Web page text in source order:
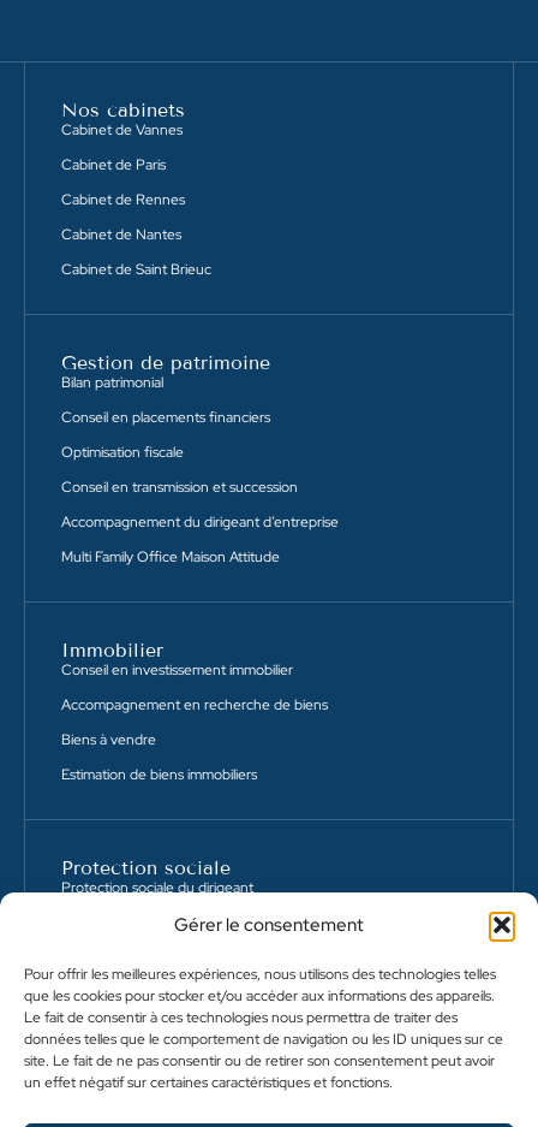
Gérer le consentement
Pour offrir les meilleures expériences, nous utilisons des technologies telles
que les cookies pour stocker et/ou accéder aux informations des appareils.
Le fait de consentir à ces technologies nous permettra de traiter des
données telles que le comportement de navigation ou les ID uniques sur ce
site. Le fait de ne pas consentir ou de retirer son consentement peut avoir
un effet négatif sur certaines caractéristiques et fonctions.
Nos cabinets
Cabinet de Vannes
Cabinet de Paris
Cabinet de Rennes
Cabinet de Nantes
Cabinet de Saint Brieuc
Gestion de patrimoine
Bilan patrimonial
Conseil en placements financiers
Optimisation fiscale
Conseil en transmission et succession
Accompagnement du dirigeant d’entreprise
Multi Family Office Maison Attitude
Immobilier
Conseil en investissement immobilier
Accompagnement en recherche de biens
Biens à vendre
Estimation de biens immobiliers
Protection sociale
Protection sociale du dirigeant
Conseil en prévoyance collective
POLITIQUE DE CONFIDENTIALITÉ